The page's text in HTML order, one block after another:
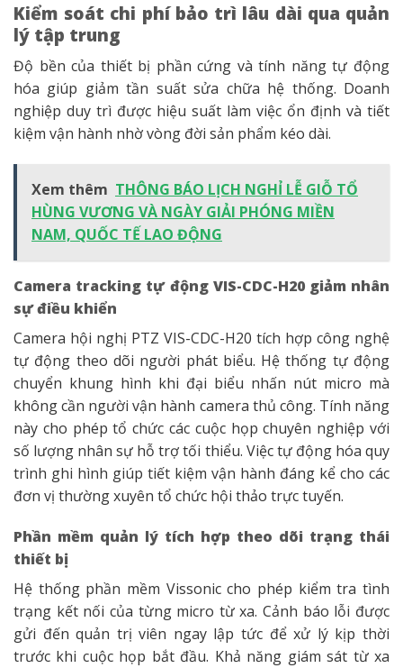
Kiểm soát chi phí bảo trì lâu dài qua quản
lý tập trung
Độ bền của thiết bị phần cứng và tính năng tự động
hóa giúp giảm tần suất sửa chữa hệ thống. Doanh
nghiệp duy trì được hiệu suất làm việc ổn định và tiết
kiệm vận hành nhờ vòng đời sản phẩm kéo dài.
Xem thêm THÔNG BÁO LỊCH NGHỈ LỄ GIỖ TỔ
HÙNG VƯƠNG VÀ NGÀY GIẢI PHÓNG MIỀN
NAM, QUỐC TẾ LAO ĐỘNG
Camera tracking tự động VIS-CDC-H20 giảm nhân
sự điều khiển
Camera hội nghị PTZ VIS-CDC-H20 tích hợp công nghệ
tự động theo dõi người phát biểu. Hệ thống tự động
chuyển khung hình khi đại biểu nhấn nút micro mà
không cần người vận hành camera thủ công. Tính năng
này cho phép tổ chức các cuộc họp chuyên nghiệp với
số lượng nhân sự hỗ trợ tối thiểu. Việc tự động hóa quy
trình ghi hình giúp tiết kiệm vận hành đáng kể cho các
đơn vị thường xuyên tổ chức hội thảo trực tuyến.
Phần mềm quản lý tích hợp theo dõi trạng thái
thiết bị
Hệ thống phần mềm Vissonic cho phép kiểm tra tình
trạng kết nối của từng micro từ xa. Cảnh báo lỗi được
gửi đến quản trị viên ngay lập tức để xử lý kịp thời
trước khi cuộc họp bắt đầu. Khả năng giám sát từ xa